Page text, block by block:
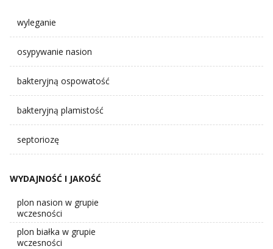
wyleganie
osypywanie nasion
bakteryjną ospowatość
bakteryjną plamistość
septoriozę
WYDAJNOŚĆ I JAKOŚĆ
plon nasion w grupie
wczesności
plon białka w grupie
wczesności